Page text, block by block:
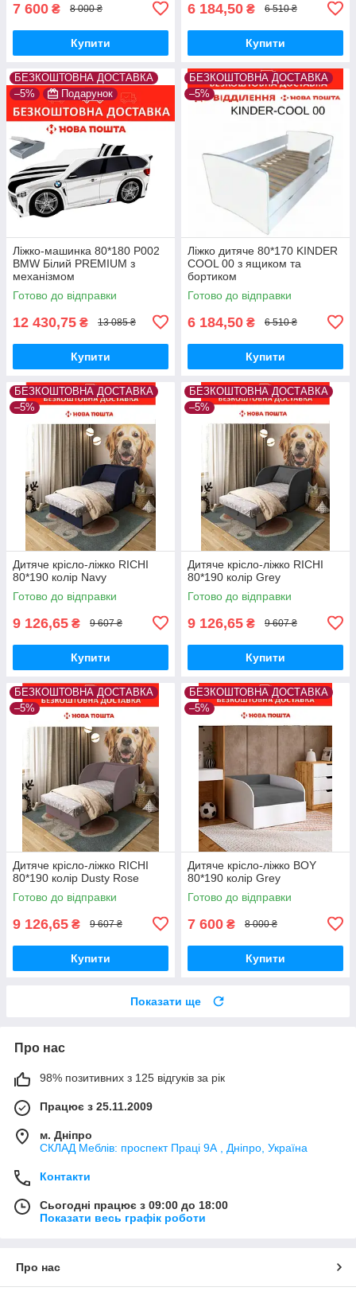
7 600 ₴ 8 000 ₴
Купити
6 184,50 ₴ 6 510 ₴
Купити
БЕЗКОШТОВНА ДОСТАВКА
–5%
Подарунок
Ліжко-машинка 80*180 P002
BMW Білий PREMIUM з
механізмом
Готово до відправки
12 430,75 ₴ 13 085 ₴
Купити
БЕЗКОШТОВНА ДОСТАВКА
–5%
Ліжко дитяче 80*170 KINDER
COOL 00 з ящиком та
бортиком
Готово до відправки
6 184,50 ₴ 6 510 ₴
Купити
БЕЗКОШТОВНА ДОСТАВКА
–5%
Дитяче крісло-ліжко RICHI
80*190 колір Navy
Готово до відправки
9 126,65 ₴ 9 607 ₴
Купити
БЕЗКОШТОВНА ДОСТАВКА
–5%
Дитяче крісло-ліжко RICHI
80*190 колір Grey
Готово до відправки
9 126,65 ₴ 9 607 ₴
Купити
БЕЗКОШТОВНА ДОСТАВКА
–5%
Дитяче крісло-ліжко RICHI
80*190 колір Dusty Rose
Готово до відправки
9 126,65 ₴ 9 607 ₴
Купити
БЕЗКОШТОВНА ДОСТАВКА
–5%
Дитяче крісло-ліжко BOY
80*190 колір Grey
Готово до відправки
7 600 ₴ 8 000 ₴
Купити
Показати ще
Про нас
98% позитивних з 125 відгуків за рік
Працює з 25.11.2009
м. Дніпро
СКЛАД Меблів: проспект Праці 9А , Дніпро, Україна
Контакти
Сьогодні працює з 09:00 до 18:00
Показати весь графік роботи
Про нас